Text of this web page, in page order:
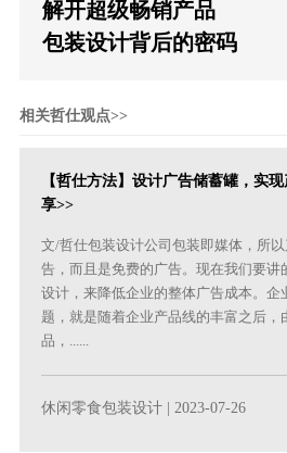
解开超级畅销产品
包装设计背后的密码
相关哲仕观点>>
【哲仕方法】设计广告储蓄罐，实
享>>
文/哲仕包装设计公司包装即媒体，所
告，而且是免费的广告。现在我们要讲
设计，来降低企业的整体广告成本。企
题，就是随着企业产品线的丰富之后，
品，......
休闲零食包装设计 | 2023-07-26